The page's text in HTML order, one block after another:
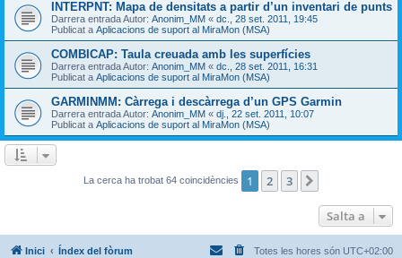
INTERPNT: Mapa de densitats a partir d’un inventari de punts
Darrera entrada Autor: Anonim_MM « dc., 28 set. 2011, 19:45
Publicat a Aplicacions de suport al MiraMon (MSA)
COMBICAP: Taula creuada amb les superfícies
Darrera entrada Autor: Anonim_MM « dc., 28 set. 2011, 16:31
Publicat a Aplicacions de suport al MiraMon (MSA)
GARMINMM: Càrrega i descàrrega d’un GPS Garmin
Darrera entrada Autor: Anonim_MM « dj., 22 set. 2011, 10:07
Publicat a Aplicacions de suport al MiraMon (MSA)
La cerca ha trobat 64 coincidències 1 2 3
Salta a
Inici Índex del fòrum Totes les hores són UTC+02:00